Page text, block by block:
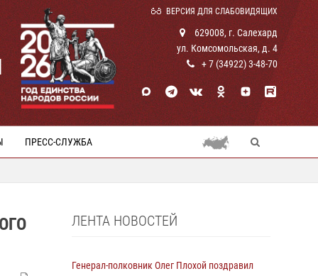
ВЕРСИЯ ДЛЯ СЛАБОВИДЯЩИХ
629008, г. Салехард
ул. Комсомольская, д. 4
+ 7 (34922) 3-48-70
ПРЕСС-СЛУЖБА
ЛЕНТА НОВОСТЕЙ
Генерал-полковник Олег Плохой поздравил